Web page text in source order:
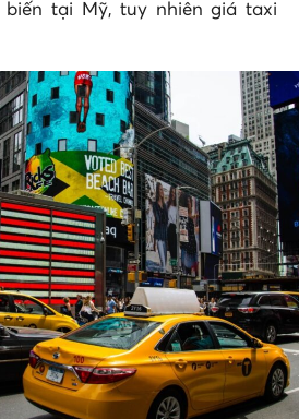
biến tại Mỹ, tuy nhiên giá taxi